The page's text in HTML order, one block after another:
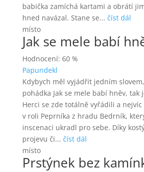
babička zamíchá kartami a obrátí
hned navázal. Stane se... číst dál
místo
Jak se mele babí
Hodnocení: 60 %
Papundekl
Kdybych měl vyjádřit jedním
pohádka Jak se mele babí hněv, tak
Herci se zde totálně vyřádili a nejvíc
v roli Peprníka z hradu Bedrník,
inscenaci ukradl pro sebe. Díky
projevu či... číst dál
místo
Prstýnek bez